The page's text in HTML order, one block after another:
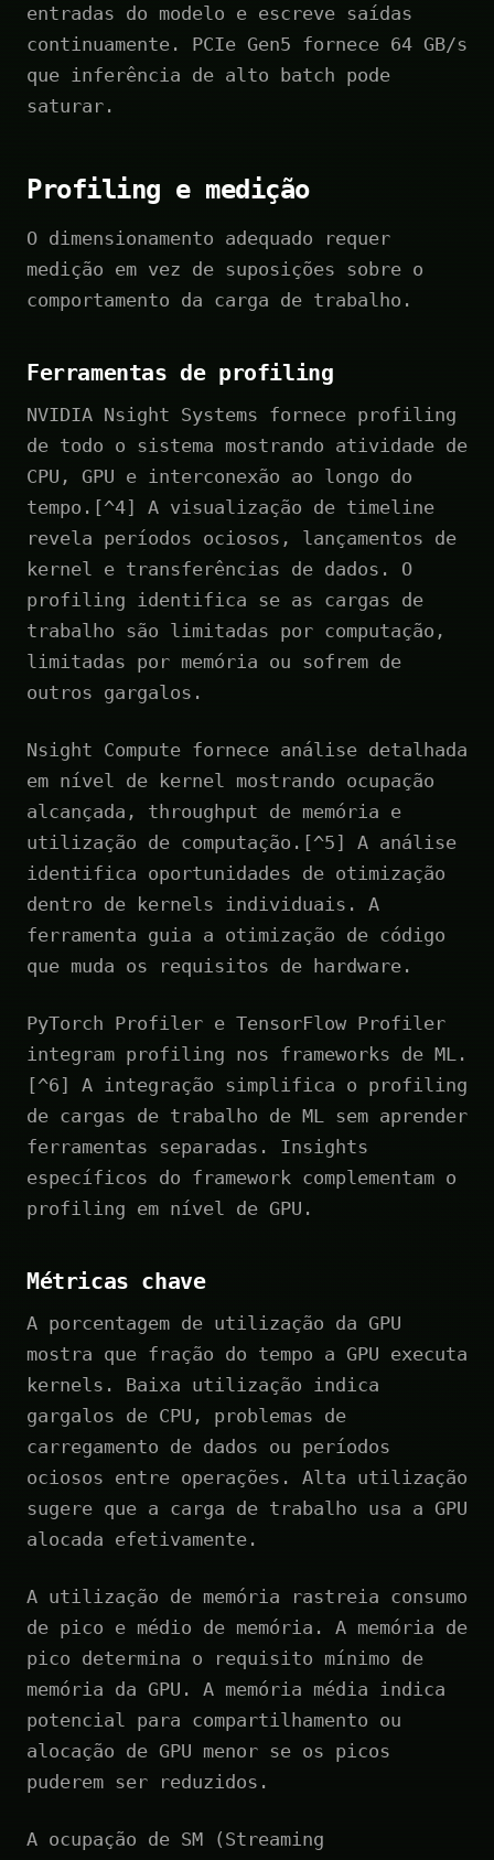
entradas do modelo e escreve saídas
continuamente. PCIe Gen5 fornece 64 GB/s
que inferência de alto batch pode
saturar.
Profiling e medição
O dimensionamento adequado requer
medição em vez de suposições sobre o
comportamento da carga de trabalho.
Ferramentas de profiling
NVIDIA Nsight Systems fornece profiling
de todo o sistema mostrando atividade de
CPU, GPU e interconexão ao longo do
tempo.[^4] A visualização de timeline
revela períodos ociosos, lançamentos de
kernel e transferências de dados. O
profiling identifica se as cargas de
trabalho são limitadas por computação,
limitadas por memória ou sofrem de
outros gargalos.
Nsight Compute fornece análise detalhada
em nível de kernel mostrando ocupação
alcançada, throughput de memória e
utilização de computação.[^5] A análise
identifica oportunidades de otimização
dentro de kernels individuais. A
ferramenta guia a otimização de código
que muda os requisitos de hardware.
PyTorch Profiler e TensorFlow Profiler
integram profiling nos frameworks de ML.
[^6] A integração simplifica o profiling
de cargas de trabalho de ML sem aprender
ferramentas separadas. Insights
específicos do framework complementam o
profiling em nível de GPU.
Métricas chave
A porcentagem de utilização da GPU
mostra que fração do tempo a GPU executa
kernels. Baixa utilização indica
gargalos de CPU, problemas de
carregamento de dados ou períodos
ociosos entre operações. Alta utilização
sugere que a carga de trabalho usa a GPU
alocada efetivamente.
A utilização de memória rastreia consumo
de pico e médio de memória. A memória de
pico determina o requisito mínimo de
memória da GPU. A memória média indica
potencial para compartilhamento ou
alocação de GPU menor se os picos
puderem ser reduzidos.
A ocupação de SM (Streaming